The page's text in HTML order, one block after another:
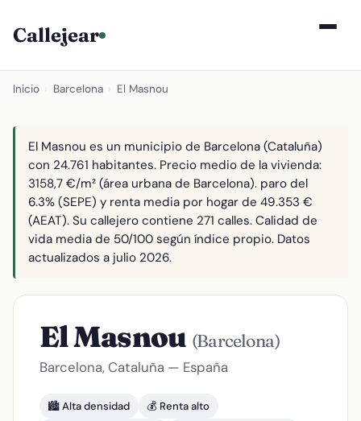
Callejear
Inicio Barcelona El Masnou
El Masnou es un municipio de Barcelona (Cataluña)
con 24.761 habitantes. Precio medio de la vivienda:
3158,7 €/m² (área urbana de Barcelona). paro del
6.3% (SEPE) y renta media por hogar de 49.353 €
(AEAT). Su callejero contiene 271 calles. Calidad de
vida media de 50/100 según índice propio. Datos
actualizados a julio 2026.
El Masnou (Barcelona)
Barcelona, Cataluña — España
🏙️ Alta densidad
💰 Renta alto